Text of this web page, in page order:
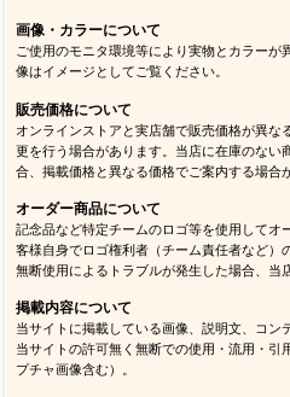
画像・カラーについて
ご使用のモニタ環境等により実物とカラー
像はイメージとしてご覧ください。
販売価格について
オンラインストアと実店舗で販売価格が異な
更を行う場合があります。当店に在庫のない
合、掲載価格と異なる価格でご案内する場合
オーダー商品について
記念品など特定チームのロゴ等を使用してオ
客様自身でロゴ権利者（チーム責任者など）
無断使用によるトラブルが発生した場合、当
掲載内容について
当サイトに掲載している画像、説明文、コン
当サイトの許可無く無断での使用・流用・引
プチャ画像含む）。